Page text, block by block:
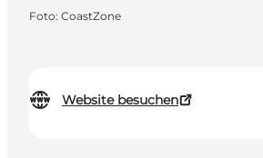
Website besuchen
Foto: CoastZone